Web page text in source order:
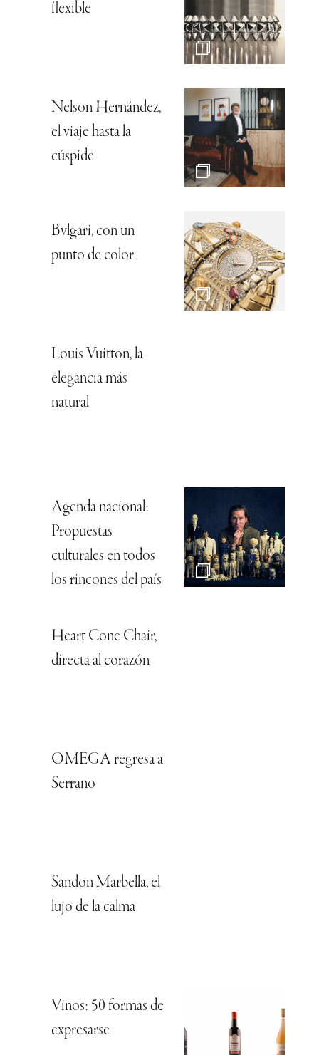
flexible
Nelson Hernández,
el viaje hasta la
cúspide
Bvlgari, con un
punto de color
Louis Vuitton, la
elegancia más
natural
Agenda nacional:
Propuestas
culturales en todos
los rincones del país
Heart Cone Chair,
directa al corazón
OMEGA regresa a
Serrano
Sandon Marbella, el
lujo de la calma
Vinos: 50 formas de
expresarse